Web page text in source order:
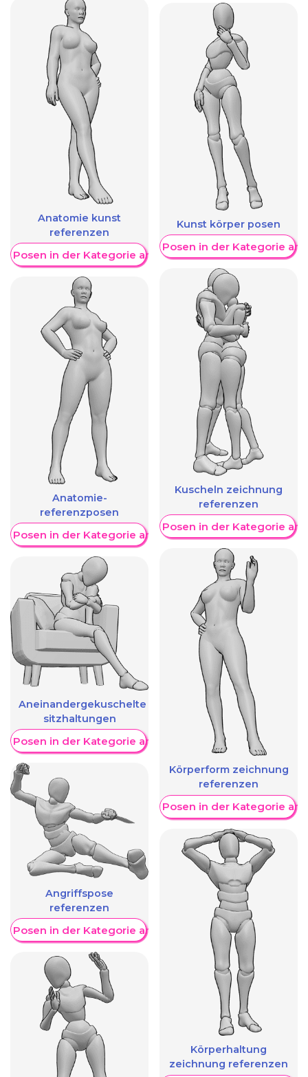
Anatomie kunst
referenzen
Posen in der Kategorie anzeigen
Anatomie-
referenzposen
Posen in der Kategorie anzeigen
Aneinandergekuschelte
sitzhaltungen
Posen in der Kategorie anzeigen
Angriffspose
referenzen
Posen in der Kategorie anzeigen
Kunst körper posen
Weitere Posen in der Kategorie
Kuscheln zeichnung
referenzen
Weitere Posen in der Kategorie
Körperform zeichnung
referenzen
Weitere Posen in der Kategorie
Körperhaltung
zeichnung referenzen